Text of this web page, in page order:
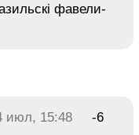
фавели-
июл, 15:48 -6